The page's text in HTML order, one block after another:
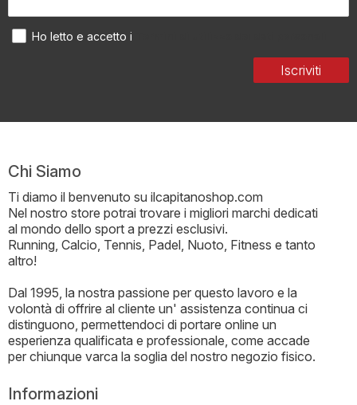
Iscriviti
Ho letto e accetto i
Chi Siamo
Ti diamo il benvenuto su ilcapitanoshop.com
Nel nostro store potrai trovare i migliori marchi dedicati
al mondo dello sport a prezzi esclusivi.
Running, Calcio, Tennis, Padel, Nuoto, Fitness e tanto
altro!
Dal 1995, la nostra passione per questo lavoro e la
volontà di offrire al cliente un' assistenza continua ci
distinguono, permettendoci di portare online un
esperienza qualificata e professionale, come accade
per chiunque varca la soglia del nostro negozio fisico.
Informazioni